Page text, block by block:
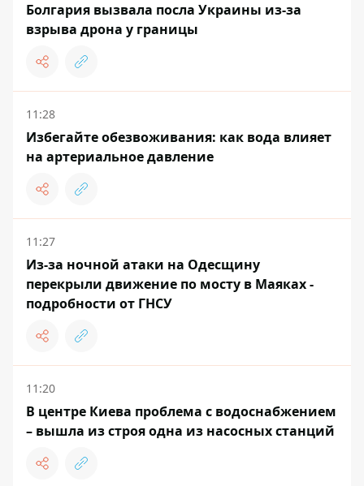
Болгария вызвала посла Украины из-за
взрыва дрона у границы
11:28
Избегайте обезвоживания: как вода влияет
на артериальное давление
11:27
Из-за ночной атаки на Одесщину
перекрыли движение по мосту в Маяках -
подробности от ГНСУ
11:20
В центре Киева проблема с водоснабжением
– вышла из строя одна из насосных станций